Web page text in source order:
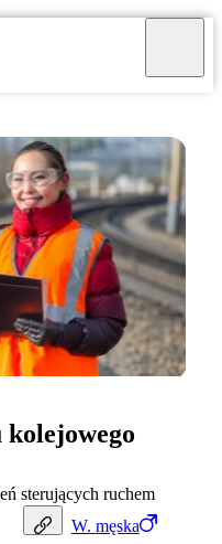
W. męska
sterujących ruchem